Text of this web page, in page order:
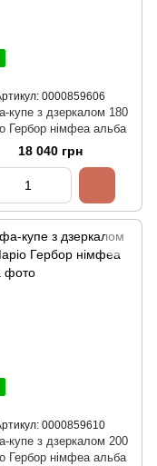
0000859606
купе з дзеркалом 180
Гербор німфеа альба
18 040 грн
0000859610
купе з дзеркалом 200
Гербор німфеа альба